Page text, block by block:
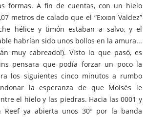
formas. A fin de cuentas, con un hielo
metros de calado que el “Exxon Valdez”
hélice y timón estaban a salvo, y el
habrían sido unos bollos en la amura...
muy cabreado!). Visto lo que pasó, es
pensara que podía forzar un poco la
los siguientes cinco minutos a rumbo
la esperanza de que Moisés le
el hielo y las piedras. Hacia las 0001 y
ya abierta unos 30º por la banda